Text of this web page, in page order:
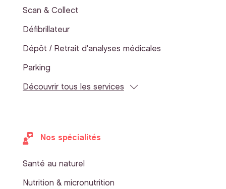
Scan & Collect
Défibrillateur
Dépôt / Retrait d'analyses médicales
Parking
Découvrir tous les services
Nos spécialités
Santé au naturel
Nutrition & micronutrition